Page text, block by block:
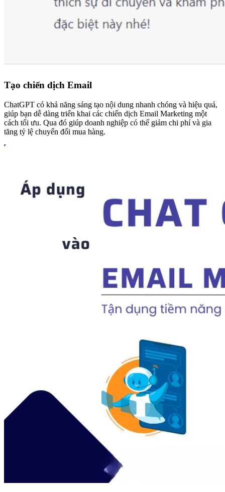
Tạo chiến dịch Email
ChatGPT có khả năng sáng tạo nội dung nhanh chóng và hiệu quả,
giúp bạn dễ dàng triển khai các chiến dịch Email Marketing một
cách tối ưu. Qua đó giúp doanh nghiệp có thể giảm chi phí và gia
tăng tỷ lệ chuyển đổi mua hàng.